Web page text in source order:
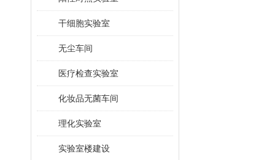
干细胞实验室
无尘车间
医疗检查实验室
化妆品无菌车间
理化实验室
实验室楼建设